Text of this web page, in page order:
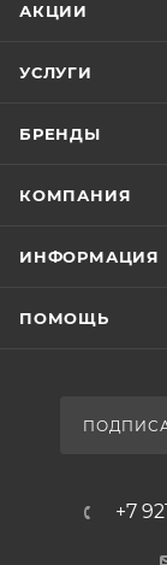
АКЦИИ
УСЛУГИ
БРЕНДЫ
КОМПАНИЯ
ИНФОРМАЦИЯ
ПОМОЩЬ
+7